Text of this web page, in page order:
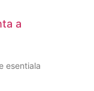
a
esentiala